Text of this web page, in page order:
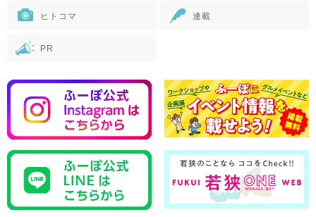
ヒトコマ 連載
PR